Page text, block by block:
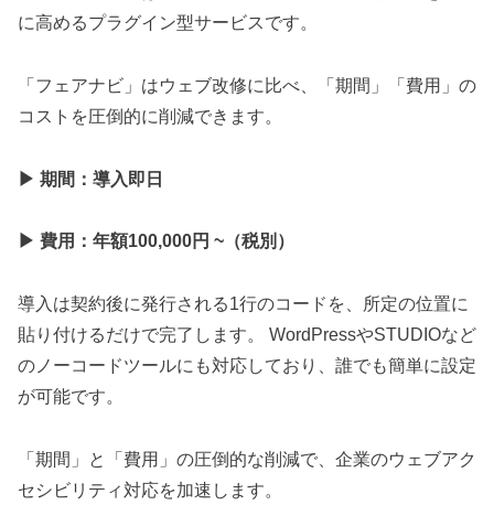
に高めるプラグイン型サービスです。
「フェアナビ」はウェブ改修に比べ、「期間」「費用」の
コストを圧倒的に削減できます。
▶︎ 期間：導入即日
▶︎ 費用：年額100,000円 ~（税別）
導入は契約後に発行される1行のコードを、所定の位置に
貼り付けるだけで完了します。 WordPressやSTUDIOなど
のノーコードツールにも対応しており、誰でも簡単に設定
が可能です。
「期間」と「費用」の圧倒的な削減で、企業のウェブアク
セシビリティ対応を加速します。